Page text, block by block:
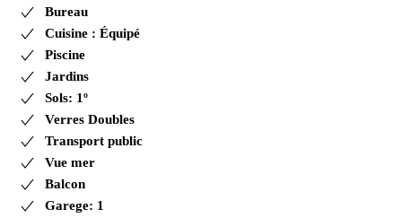
Bureau
Cuisine : Équipé
Piscine
Jardins
Sols: 1º
Verres Doubles
Transport public
Vue mer
Balcon
Garege: 1